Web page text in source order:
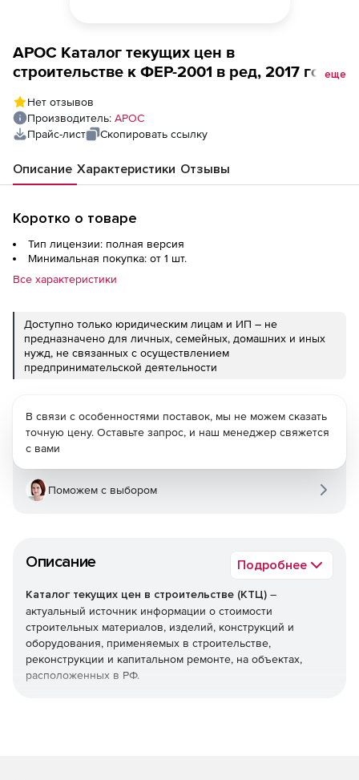
АРОС Каталог текущих цен в
строительстве к ФЕР-2001 в ред, 2017 года,
Москва 2-е и последующие рабочие места
еще
Нет отзывов
Производитель: АРОС
Прайс-лист
Скопировать ссылку
Описание Характеристики Отзывы
Коротко о товаре
Тип лицензии: полная версия
Минимальная покупка: от 1 шт.
Все характеристики
Доступно только юридическим лицам и ИП – не
предназначено для личных, семейных, домашних и иных
нужд, не связанных с осуществлением
предпринимательской деятельности
Описание Подробнее
Каталог текущих цен в строительстве (КТЦ) –
актуальный источник информации о стоимости
строительных материалов, изделий, конструкций и
оборудования, применяемых в строительстве,
реконструкции и капитальном ремонте, на объектах,
расположенных в РФ.
В связи с особенностями поставок, мы не можем сказать
точную цену. Оставьте запрос, и наш менеджер свяжется
с вами
Поможем с выбором